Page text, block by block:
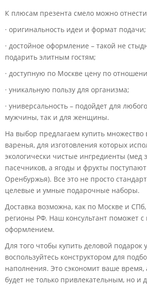
К плюсам презента смело можно
· оригинальность идеи и формат подачи;
· достойное оформление – такой не
подарить элитным гостям;
· доступную по Москве цену по
· уникальную пользу для организма;
· универсальность – подойдет для
мужчины, так и для женщины.
На выбор предлагаем купить множество
варенья, для изготовления которых
экологически чистые ингредиенты (мед
пасечников, а ягоды и фрукты
Оренбуржья). Все это не просто
целевые и умные подарочные наборы.
Доставка возможна, как по Москве и
регионы РФ. Наш консультант поможет
оформлением.
Для того чтобы купить деловой подарок
воспользуйтесь конструктором для
наполнения. Это сэкономит ваше
будет не только привлекательным, но и